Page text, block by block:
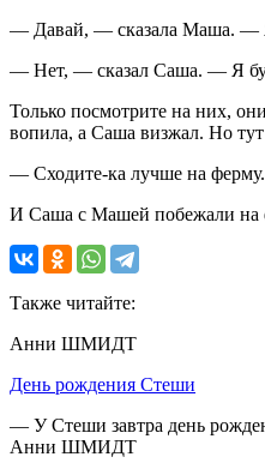
— Давай, — сказала Маша. —
— Нет, — сказал Саша. — Я
Только посмотрите на них,
вопила, а Саша визжал. Но
— Сходите-ка лучше на
И Саша с Машей побежали на
Также читайте:
Анни ШМИДТ
День рождения Стеши
— У Стеши завтра день
Анни ШМИДТ